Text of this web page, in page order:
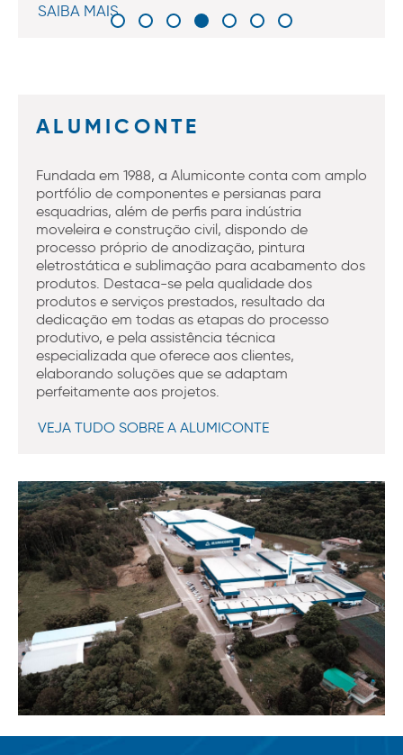
SAIBA MAIS
ALUMICONTE
Fundada em 1988, a Alumiconte conta com amplo
portfólio de componentes e persianas para
esquadrias, além de perfis para indústria
moveleira e construção civil, dispondo de
processo próprio de anodização, pintura
eletrostática e sublimação para acabamento dos
produtos. Destaca-se pela qualidade dos
produtos e serviços prestados, resultado da
dedicação em todas as etapas do processo
produtivo, e pela assistência técnica
especializada que oferece aos clientes,
elaborando soluções que se adaptam
perfeitamente aos projetos.
VEJA TUDO SOBRE A ALUMICONTE